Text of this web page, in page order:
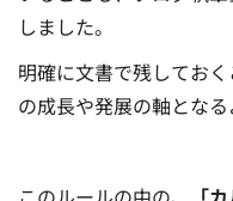
しました。
明確に文書で残してお
の成長や発展の軸となる